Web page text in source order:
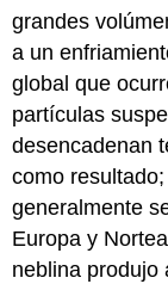
grandes
a un
global que
partículas
desencadenan
como
generalmente
Europa y
neblina produjo